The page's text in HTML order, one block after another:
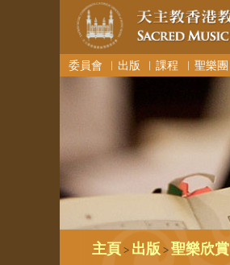
委員會 ︳出版 ︳課程 ︳聖樂團
主頁 > 出版 > 聖樂欣賞